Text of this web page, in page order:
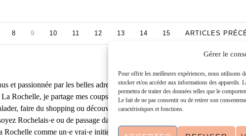
Gérer le
Pour offrir les meilleures expériences, nous utilisons
stocker et/ou accéder aux informations des appareils.
permettra de traiter des données telles que le
Le fait de ne pas consentir ou de retirer son
caractéristiques et fonctions.
8 9 10 11 12 13 14 15 ARTICLES
et passionnée par les belles adresses, les escapades locales et la vie à La
Rochelle, je partage mes coups de cœur, mes bons plans, des idées de
faire du shopping ou découvrir la région autrement. Vous cherchez un
Rochelais·e ou de passage dans notre belle ville, j’espère que mes articles
comme un·e vrai·e initié·e. !